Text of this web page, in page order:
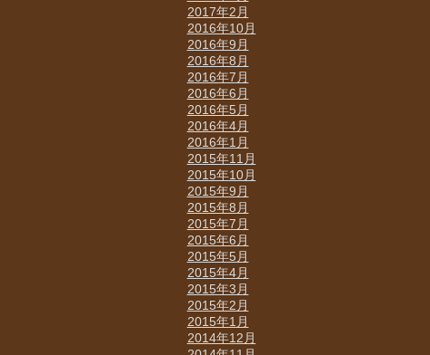
2017年2月
2016年10月
2016年9月
2016年8月
2016年7月
2016年6月
2016年5月
2016年4月
2016年1月
2015年11月
2015年10月
2015年9月
2015年8月
2015年7月
2015年6月
2015年5月
2015年4月
2015年3月
2015年2月
2015年1月
2014年12月